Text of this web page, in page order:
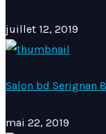
juillet 12, 2019
Salon bd Serignan
mai 22, 2019